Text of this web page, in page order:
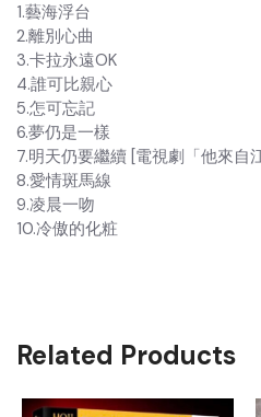
1.藝海浮台
2.離別心曲
3.卡拉永遠OK
4.誰可比親心
5.怎可忘記
6.夢仍是一樣
7.明天仍要繼續 [電視劇「他來自
8.愛情斑馬線
9.凌晨一吻
10.冷傲的化粧
Related Products